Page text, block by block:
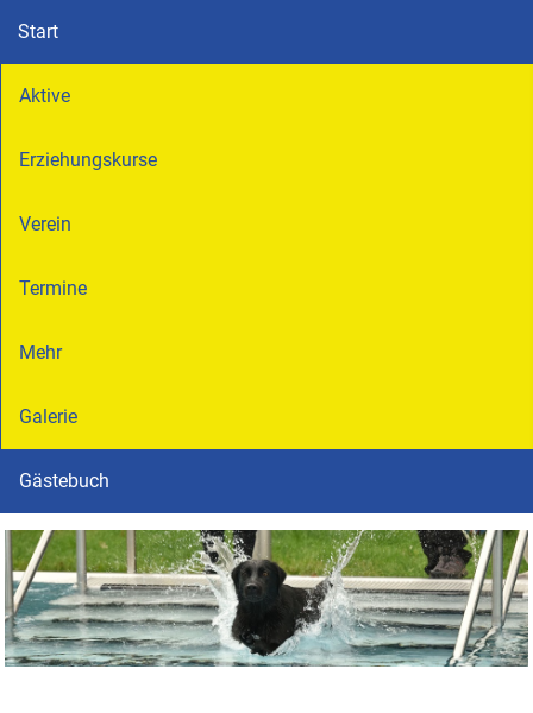
Start
Aktive
Erziehungskurse
Verein
Termine
Mehr
Galerie
Gästebuch